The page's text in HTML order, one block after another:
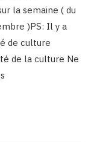
la semaine ( du
)PS: Il y a
de culture
de la culture Ne